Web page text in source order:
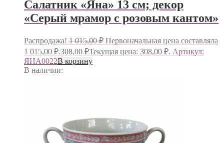
Салатник «Яна» 13 см; декор
«Серый мрамор с розовым кантом»
Распродажа! 1 015,00₽ Первоначальная цена составляла
1 015,00 ₽.308,00 ₽Текущая цена: 308,00 ₽. Артикул:
ЯНА0022В корзину
В наличии: